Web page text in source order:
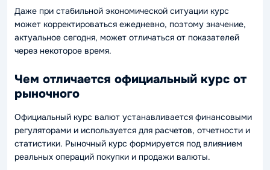
Даже при стабильной экономической ситуации курс
может корректироваться ежедневно, поэтому значение,
актуальное сегодня, может отличаться от показателей
через некоторое время.
Чем отличается официальный курс от
рыночного
Официальный курс валют устанавливается финансовыми
регуляторами и используется для расчетов, отчетности и
статистики. Рыночный курс формируется под влиянием
реальных операций покупки и продажи валюты.